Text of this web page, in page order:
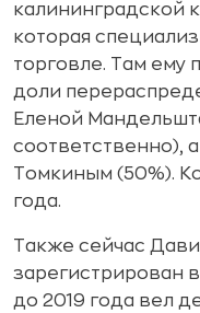
калининградской
которая
торговле. Там ему
доли
Еленой
соответственно),
Томкиным (50%).
года.
Также сейчас
зарегистрирован
до 2019 года вел